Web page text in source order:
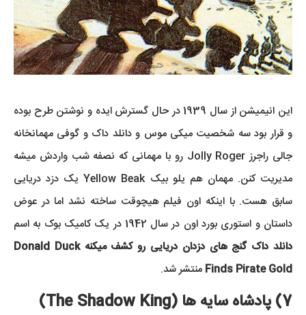
این انیمیشن از سال 1939 در حال گسترش ایده و نوشتن طرح بوده
و قرار بود سه شخصیت میکی موس و دانلد داک و گوفی مهمانخانه
جالی راجرز Jolly Roger رو با مهمانی که نصفه شب واردش میشه
مدیریت کنن. مهمان هم یلو بیک Yellow Beak یک دزد دریایی
سابق هست. با اینکه اون فیلم هیچوقت ساخته نشد اما در عوض
داستان و استوری بورد اون در سال 1942 در یک کامیک بوک به اسم
دانلد داک گنج های دزدان دریایی رو کشف میکنهDonald Duck
Finds Pirate Gold منتشر شد.
7) پادشاه سایه ها (The Shadow King)